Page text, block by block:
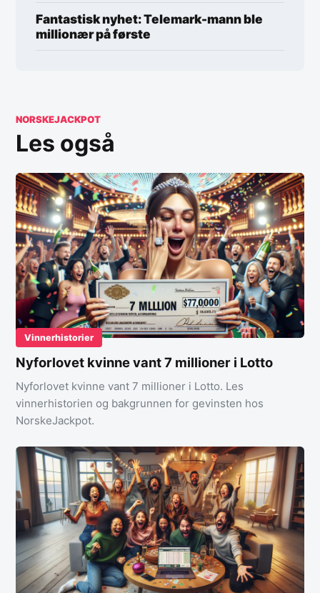
Fantastisk nyhet: Telemark-mann ble
millionær på første
NORSKEJACKPOT
Les også
Vinnerhistorier
Nyforlovet kvinne vant 7 millioner i Lotto
Nyforlovet kvinne vant 7 millioner i Lotto. Les
vinnerhistorien og bakgrunnen for gevinsten hos
NorskeJackpot.